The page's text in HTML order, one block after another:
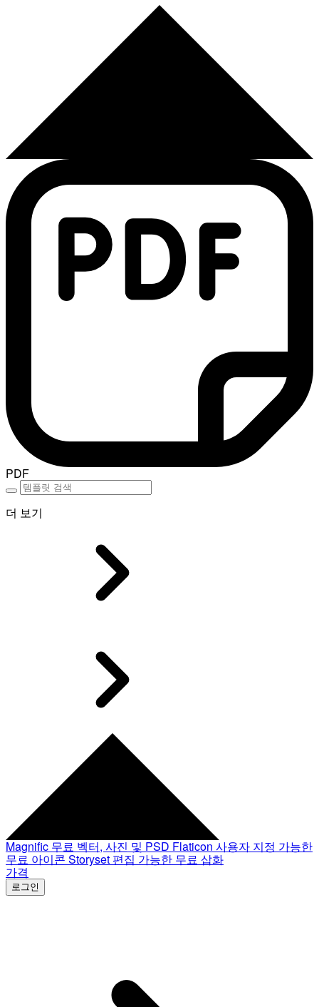
PDF
더 보기
Magnific 무료 벡터, 사진 및 PSD Flaticon 사용자 지정 가능한
무료 아이콘 Storyset 편집 가능한 무료 삽화
가격
로그인